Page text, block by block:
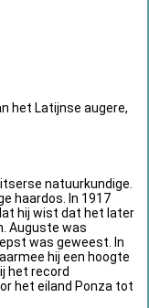
het Latijnse augere,
natuurkundige.
haardos. In 1917
hij wist dat het later
Auguste was
was geweest. In
hij een hoogte
het record
het eiland Ponza tot